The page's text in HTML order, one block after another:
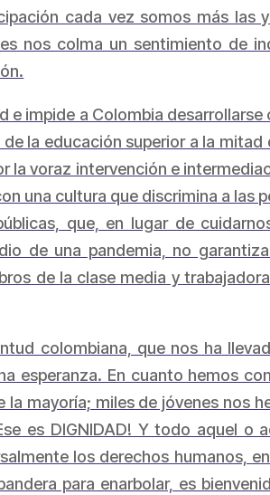
cada vez somos más las
nos colma un sentimiento de
impide a Colombia desarrollarse
la educación superior a la mitad
la voraz intervención e
una cultura que discrimina a las
que, en lugar de
de una pandemia, no
de la clase media y
colombiana, que nos ha
esperanza. En cuanto hemos
mayoría; miles de jóvenes nos
es DIGNIDAD! Y todo aquel o
los derechos humanos,
para enarbolar, es